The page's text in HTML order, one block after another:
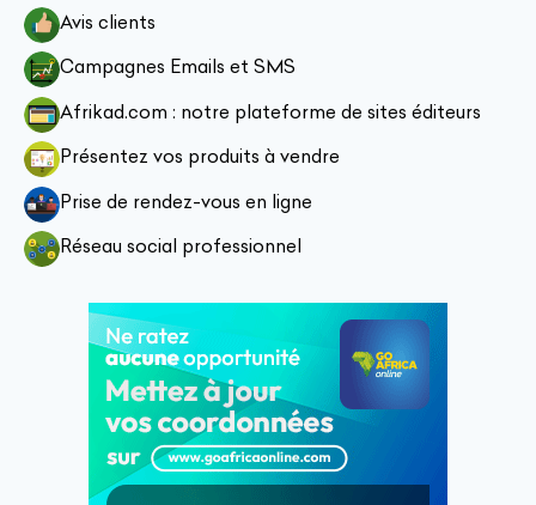
Avis clients
Campagnes Emails et SMS
Afrikad.com : notre plateforme de sites éditeurs
Présentez vos produits à vendre
Prise de rendez-vous en ligne
Réseau social professionnel